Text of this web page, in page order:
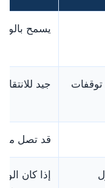
يسمح
توقفات
جيد
قد تصل
إذا كان